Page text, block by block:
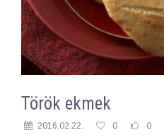
Török ekmek
2016.02.22. 0 0